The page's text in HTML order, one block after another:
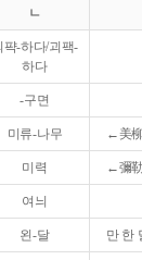
ㄴ
퍅-하다/괴팩-
하다
-구면
미류-나무 ←美
미력 ←彌
여늬
왼-달 만 한